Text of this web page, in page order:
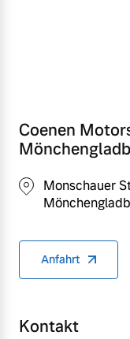
Coenen
Monschauer
Anfahrt
Kontakt